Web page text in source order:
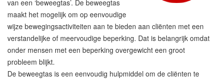
van een ‘beweegtas’. De beweegtas
maakt het mogelijk om op eenvoudige
wijze bewegingsactiviteiten aan te bieden aan cliënten met een
verstandelijke of meervoudige beperking. Dat is belangrijk omdat
onder mensen met een beperking overgewicht een groot
probleem blijkt.
De beweegtas is een eenvoudig hulpmiddel om de cliënten te